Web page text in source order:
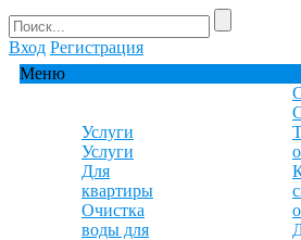
Вход Регистрация
Меню
Услуги
Услуги
Для
квартиры
Очистка
воды для